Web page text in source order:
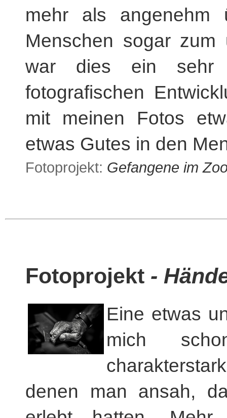
mehr als angenehm
Menschen sogar zum
war dies ein sehr
fotografischen
mit meinen Fotos
etwas Gutes in den
Fotoprojekt: Gefangene im
Fotoprojekt -
Eine etwas
mich
denen man ansah,